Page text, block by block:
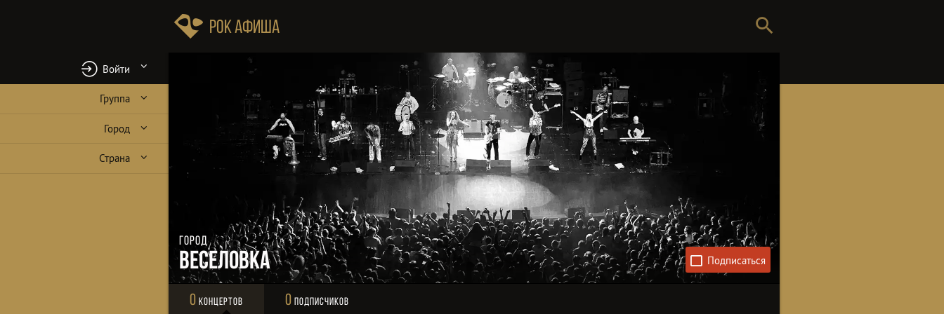
Рок Афиша
Войти
Группа
Город
Страна
Город
Веселовка
0 Концертов 0 Подписчиков